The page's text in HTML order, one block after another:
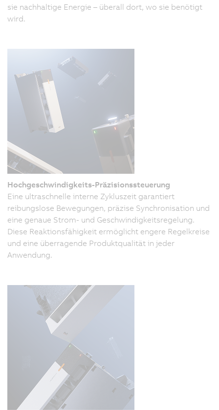
sie nachhaltige Energie – überall dort, wo sie benötigt
wird.
Hochgeschwindigkeits-Präzisionssteuerung
Eine ultraschnelle interne Zykluszeit garantiert
reibungslose Bewegungen, präzise Synchronisation und
eine genaue Strom- und Geschwindigkeitsregelung.
Diese Reaktionsfähigkeit ermöglicht engere Regelkreise
und eine überragende Produktqualität in jeder
Anwendung.